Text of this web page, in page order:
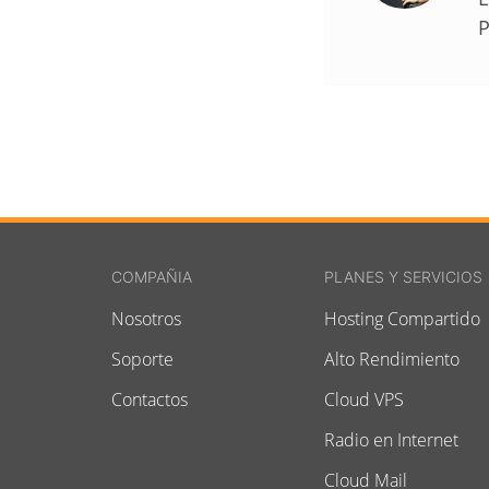
COMPAÑIA
Nosotros
Soporte
Contactos
PLANES Y SERVICIOS
Hosting Compartido
Alto Rendimiento
Cloud VPS
Radio en Internet
Cloud Mail